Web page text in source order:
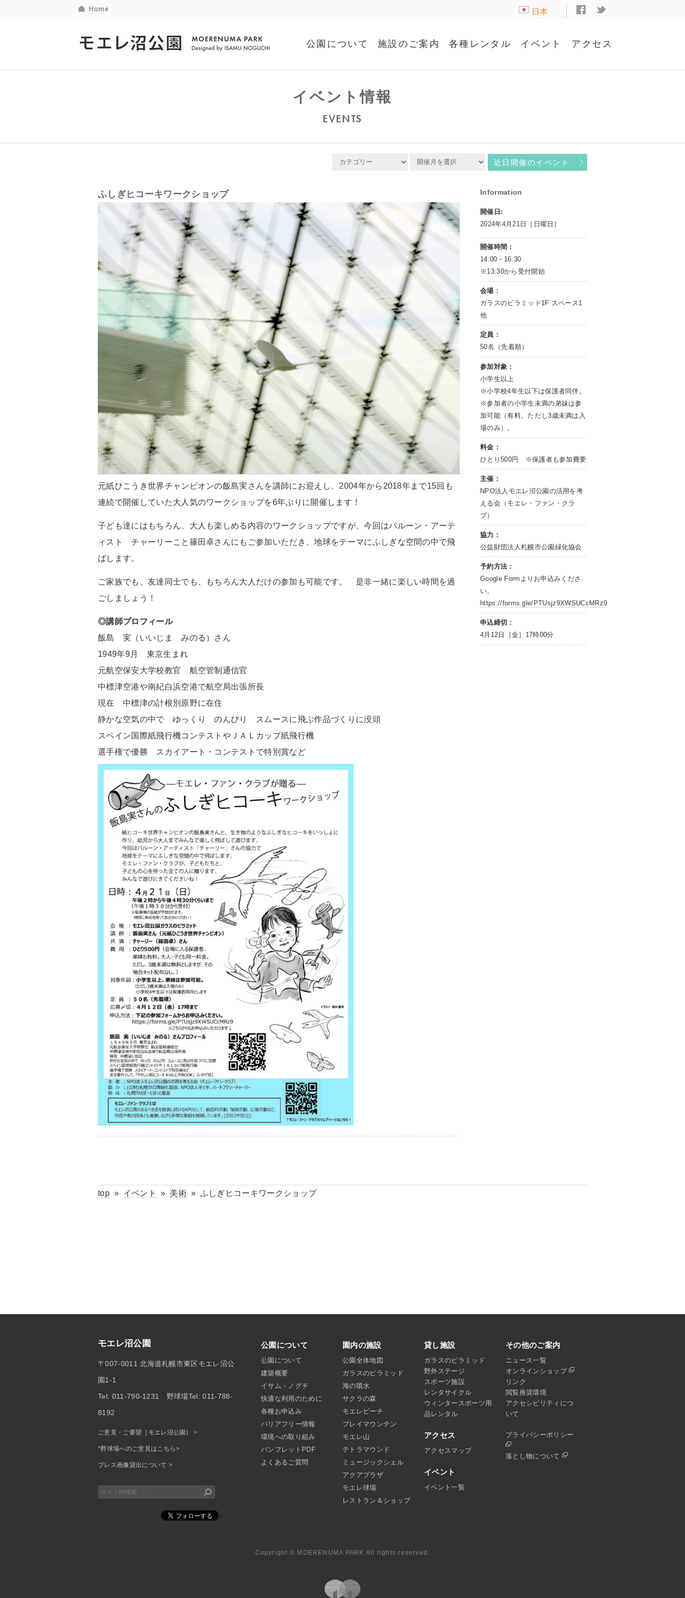
日本
公園について 施設のご案内 各種レンタル イベント アクセス
イベント情報
EVENTS
近日開催のイベント
ふしぎヒコーキワークショップ
元紙ひこうき世界チャンピオンの飯島実さんを講師にお迎えし、2004年から2018年まで15回も
連続で開催していた大人気のワークショップを6年ぶりに開催します！
子ども達にはもちろん、大人も楽しめる内容のワークショップですが、今回はバルーン・アーテ
ィスト チャーリーこと篠田卓さんにもご参加いただき、地球をテーマにふしぎな空間の中で飛
ばします。
ご家族でも、友達同士でも、もちろん大人だけの参加も可能です。 是非一緒に楽しい時間を過
ごしましょう！
◎講師プロフィール
飯島 実（いいじま みのる）さん
1949年9⽉ 東京⽣まれ
元航空保安⼤学校教官 航空管制通信官
中標津空港や南紀⽩浜空港で航空局出張所⻑
現在 中標津の計根別原野に在住
静かな空気の中で ゆっくり のんびり スムースに⾶ぶ作品づくりに没頭
スペイン国際紙⾶⾏機コンテストやＪＡＬカップ紙⾶⾏機
選⼿権で優勝 スカイアート・コンテストで特別賞など
Information
開催日:
2024年4月21日［日曜日］
開催時間：
14:00－16:30
※13:30から受付開始
会場：
ガラスのピラミッド1F スペース1
他
定員：
50名（先着順）
参加対象：
小学生以上
※小学校4年生以下は保護者同伴。
※参加者の小学生未満の弟妹は参
加可能（有料。ただし3歳未満は入
場のみ）。
料金：
ひとり500円 ※保護者も参加費要
主催：
NPO法人モエレ沼公園の活用を考
える会（モエレ・ファン・クラ
ブ）
協力：
公益財団法人札幌市公園緑化協会
予約方法：
Google Formよりお申込みくださ
い。
https://forms.gle/PTUsjz9XWSUCcMRz9
申込締切：
4月12日［金］17時00分
top» イベント » 美術 » ふしぎヒコーキワークショップ
モエレ沼公園
〒007-0011 北海道札幌市東区モエレ沼公
園1-1
Tel: 011-790-1231 野球場Tel: 011-788-
8192
ご意見・ご要望［モエレ沼公園］>
*野球場へのご意見はこちら>
プレス画像貸出について >
公園について
公園について
建築概要
イサム・ノグチ
快適な利用のために
各種お申込み
バリアフリー情報
環境への取り組み
パンフレットPDF
よくあるご質問
園内の施設
公園全体地図
ガラスのピラミッド
海の噴水
サクラの森
モエレビーチ
プレイマウンテン
モエレ山
テトラマウンド
ミュージックシェル
アクアプラザ
モエレ球場
レストラン＆ショップ
貸し施設
ガラスのピラミッド
野外ステージ
スポーツ施設
レンタサイクル
ウィンタースポーツ用
品レンタル
アクセス
アクセスマップ
イベント
イベント一覧
その他のご案内
ニュース一覧
オンラインショップ
リンク
閲覧推奨環境
アクセシビリティにつ
いて
プライバシーポリシー
落とし物について
Copyright © MOERENUMA PARK All rights reserved.